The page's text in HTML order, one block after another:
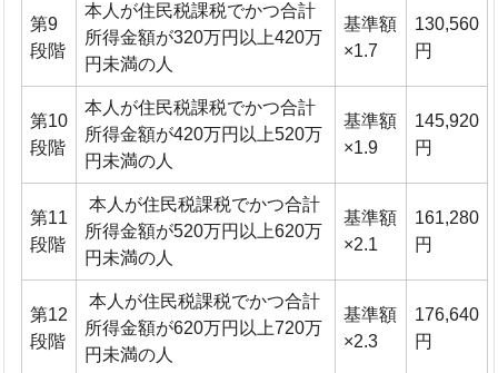
第9
段階
本人が住民税課税でかつ合計
所得金額が320万円以上420万
円未満の人
基準額
×1.7
130,560
円
第10
段階
本人が住民税課税でかつ合計
所得金額が420万円以上520万
円未満の人
基準額
×1.9
145,920
円
第11
段階
本人が住民税課税でかつ合計
所得金額が520万円以上620万
円未満の人
基準額
×2.1
161,280
円
第12
段階
本人が住民税課税でかつ合計
所得金額が620万円以上720万
円未満の人
基準額
×2.3
176,640
円